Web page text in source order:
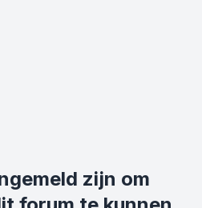
zijn om